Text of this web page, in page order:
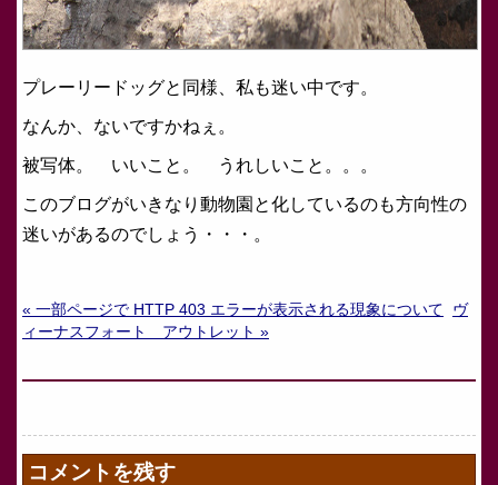
プレーリードッグと同様、私も迷い中です。
なんか、ないですかねぇ。
被写体。 いいこと。 うれしいこと。。。
このブログがいきなり動物園と化しているのも方向性の
迷いがあるのでしょう・・・。
« 一部ページで HTTP 403 エラーが表示される現象について
ヴ
ィーナスフォート アウトレット »
コメントを残す